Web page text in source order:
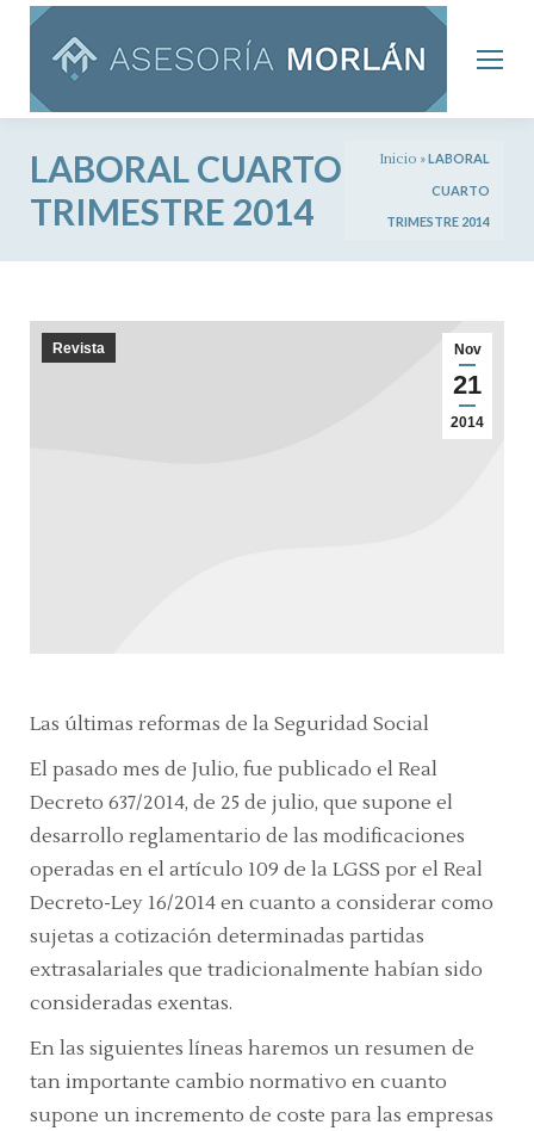
LABORAL CUARTO
TRIMESTRE 2014
Inicio »LABORAL
CUARTO
TRIMESTRE 2014
Nov
21
2014
Revista
Las últimas reformas de la Seguridad Social
El pasado mes de Julio, fue publicado el Real
Decreto 637/2014, de 25 de julio, que supone el
desarrollo reglamentario de las modificaciones
operadas en el artículo 109 de la LGSS por el Real
Decreto-Ley 16/2014 en cuanto a considerar como
sujetas a cotización determinadas partidas
extrasalariales que tradicionalmente habían sido
consideradas exentas.
En las siguientes líneas haremos un resumen de
tan importante cambio normativo en cuanto
supone un incremento de coste para las empresas